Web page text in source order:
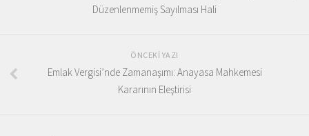
Düzenlenmemiş Sayılması Hali
ÖNCEKI YAZI
Emlak Vergisi’nde Zamanaşımı: Anayasa Mahkemesi
Kararının Eleştirisi